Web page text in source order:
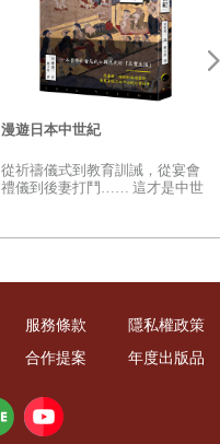
漫遊日本中世紀
從祈禱儀式到教育訓誡，從宴會
禮儀到後妻打鬥…… 這才是中世
服務條款 隱私權政策
合作提案 年度出版品